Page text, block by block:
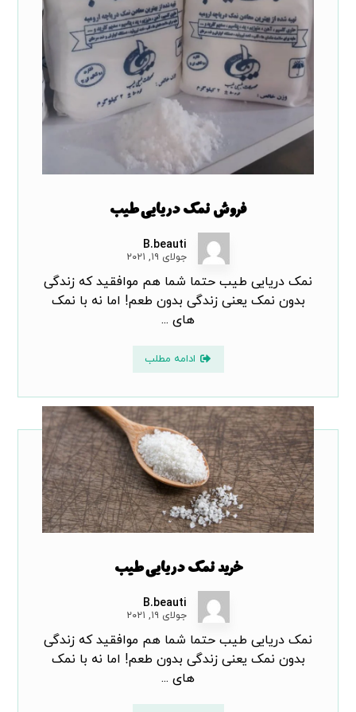
فروش نمک دریایی طیب
B.beauti
جولای ۱۹, ۲۰۲۱
نمک دریایی طیب حتما شما هم موافقید که زندگی
بدون نمک یعنی زندگی بدون طعم! اما نه با نمک
های ...
ادامه مطلب
خرید نمک دریایی طیب
B.beauti
جولای ۱۹, ۲۰۲۱
نمک دریایی طیب حتما شما هم موافقید که زندگی
بدون نمک یعنی زندگی بدون طعم! اما نه با نمک
های ...